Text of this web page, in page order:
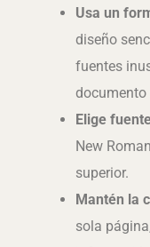
Usa un
diseño
fuentes
documento
Elige
New
superior.
Mantén la
sola